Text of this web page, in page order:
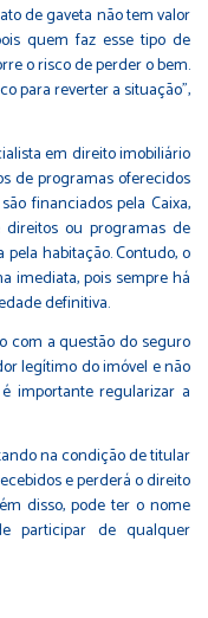
de gaveta não tem valor
quem faz esse tipo de
o risco de perder o bem.
para reverter a situação”,
em direito imobiliário
de programas oferecidos
financiados pela Caixa,
ou programas de
habitação. Contudo, o
imediata, pois sempre há
definitiva.
com a questão do seguro
legítimo do imóvel e não
importante regularizar a
na condição de titular
e perderá o direito
disso, pode ter o nome
participar de qualquer